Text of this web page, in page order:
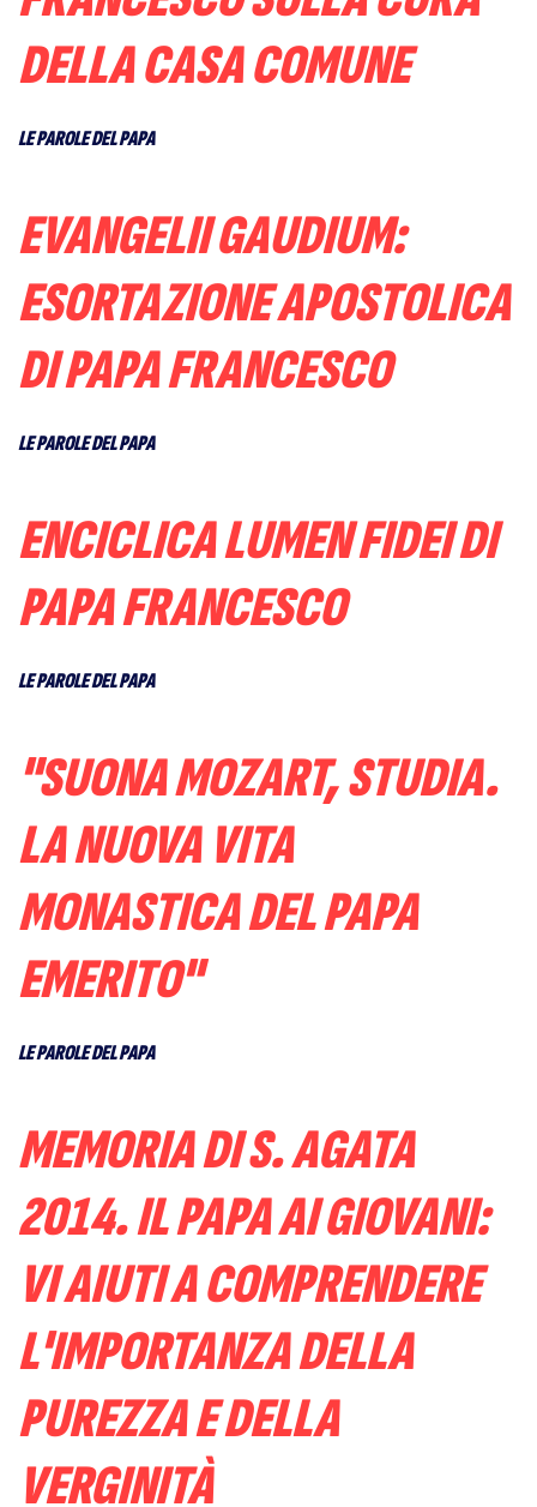
DELLA CASA COMUNE
LE PAROLE DEL PAPA
EVANGELII GAUDIUM:
ESORTAZIONE APOSTOLICA
DI PAPA FRANCESCO
LE PAROLE DEL PAPA
ENCICLICA LUMEN FIDEI DI
PAPA FRANCESCO
LE PAROLE DEL PAPA
"SUONA MOZART, STUDIA.
LA NUOVA VITA
MONASTICA DEL PAPA
EMERITO"
LE PAROLE DEL PAPA
MEMORIA DI S. AGATA
2014. IL PAPA AI GIOVANI:
VI AIUTI A COMPRENDERE
L'IMPORTANZA DELLA
PUREZZA E DELLA
VERGINITÀ